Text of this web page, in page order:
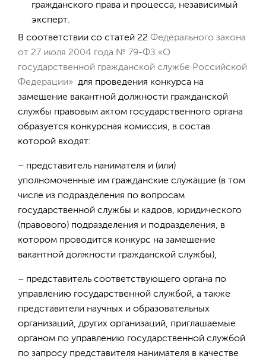
гражданского права и процесса, независимый
эксперт.
В соответствии со статей 22 Федерального закона
от 27 июля 2004 года № 79-ФЗ «О
государственной гражданской службе Российской
Федерации» для проведения конкурса на
замещение вакантной должности гражданской
службы правовым актом государственного органа
образуется конкурсная комиссия, в состав
которой входят:
– представитель нанимателя и (или)
уполномоченные им гражданские служащие (в том
числе из подразделения по вопросам
государственной службы и кадров, юридического
(правового) подразделения и подразделения, в
котором проводится конкурс на замещение
вакантной должности гражданской службы),
– представитель соответствующего органа по
управлению государственной службой, а также
представители научных и образовательных
организаций, других организаций, приглашаемые
органом по управлению государственной службой
по запросу представителя нанимателя в качестве